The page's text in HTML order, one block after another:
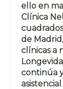
ello en
Clínica
de
clínicas a
continúa